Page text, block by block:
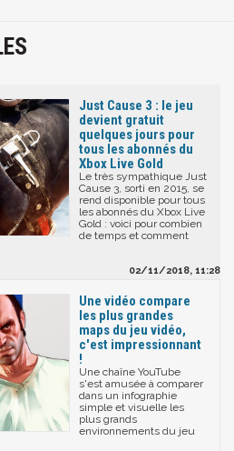
Just Cause 3 : le jeu
devient gratuit
quelques jours pour
tous les abonnés du
Xbox Live Gold
Le très sympathique Just
Cause 3, sorti en 2015, se
rend disponible pour tous
les abonnés du Xbox Live
Gold : voici pour combien
de temps et comment
02/11/2018, 11:28
Une vidéo compare
les plus grandes
maps du jeu vidéo,
c'est impressionnant
!
Une chaîne YouTube
s'est amusée à comparer
dans un infographie
simple et visuelle les
plus grands
environnements du jeu